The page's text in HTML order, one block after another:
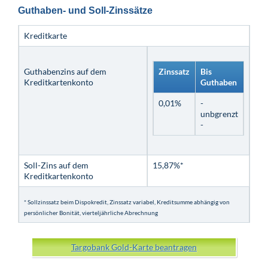
Guthaben- und Soll-Zinssätze
Kreditkarte
Guthabenzins auf dem
Kreditkartenkonto
Zinssatz
Bis
Guthaben
0,01%
-
unbgrenzt
-
Soll-Zins auf dem
Kreditkartenkonto
15,87%*
* Sollzinssatz beim Dispokredit, Zinssatz variabel, Kreditsumme abhängig von
persönlicher Bonität, vierteljährliche Abrechnung
Targobank Gold-Karte beantragen